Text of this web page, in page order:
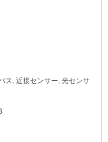
ス, 近接センサー, 光センサ